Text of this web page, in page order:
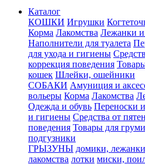
Каталог
КОШКИ Игрушки
Корма Лакомства Лежанки
Наполнители для туалета
для ухода и гигиены
коррекция поведения
кошек Шлейки, ошейники
СОБАКИ Амуниция и
вольеры Корма Лакомства
Одежда и обувь Переноски
и гигиены Средства от
поведения Товары для
подгузники
ГРЫЗУНЫ домики, лежанки
лакомства лотки миски,